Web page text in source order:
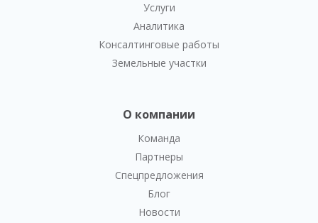
Услуги
Аналитика
Консалтинговые работы
Земельные участки
О компании
Команда
Партнеры
Спецпредложения
Блог
Новости